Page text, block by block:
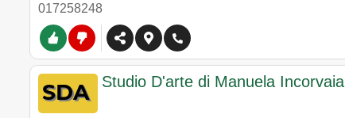
017258248
Studio D'arte di Manuela Incorvaia